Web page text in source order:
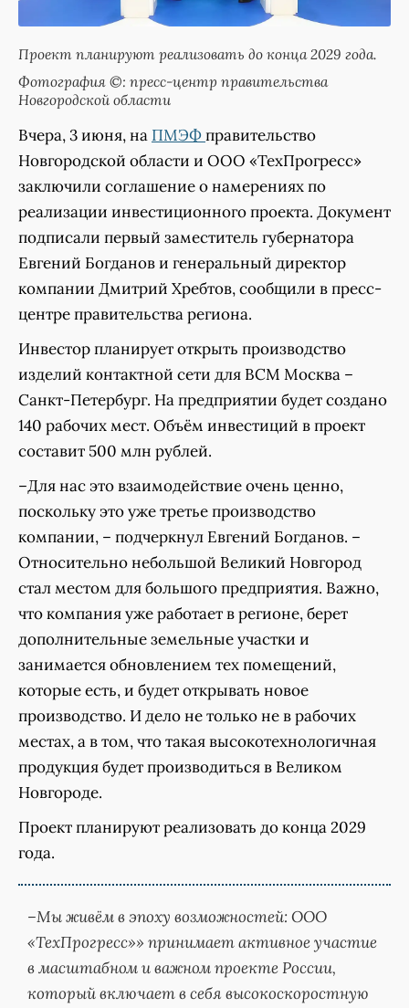
Проект планируют реализовать до конца 2029 года.
Фотография ©: пресс-центр правительства
Новгородской области
Вчера, 3 июня, на ПМЭФправительство
Новгородской области и ООО «ТехПрогресс»
заключили соглашение о намерениях по
реализации инвестиционного проекта. Документ
подписали первый заместитель губернатора
Евгений Богданов и генеральный директор
компании Дмитрий Хребтов, сообщили в пресс-
центре правительства региона.
Инвестор планирует открыть производство
изделий контактной сети для ВСМ Москва –
Санкт-Петербург. На предприятии будет создано
140 рабочих мест. Объём инвестиций в проект
составит 500 млн рублей.
–Для нас это взаимодействие очень ценно,
поскольку это уже третье производство
компании, – подчеркнул Евгений Богданов. –
Относительно небольшой Великий Новгород
стал местом для большого предприятия. Важно,
что компания уже работает в регионе, берет
дополнительные земельные участки и
занимается обновлением тех помещений,
которые есть, и будет открывать новое
производство. И дело не только не в рабочих
местах, а в том, что такая высокотехнологичная
продукция будет производиться в Великом
Новгороде.
Проект планируют реализовать до конца 2029
года.
–Мы живём в эпоху возможностей: ООО
«ТехПрогресс»» принимает активное участие
в масштабном и важном проекте России,
который включает в себя высокоскоростную